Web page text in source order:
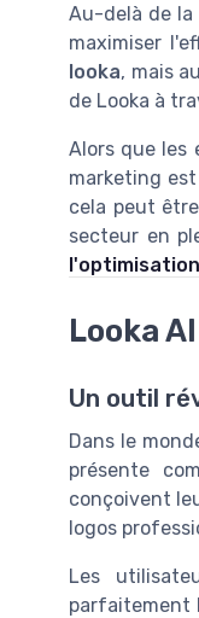
Au-delà de la
maximiser
looka, mais
de Looka à
Alors que les
marketing
cela peut
secteur en
Looka
Un outil
Dans le
présente
conçoivent
logos
Les
parfaitement